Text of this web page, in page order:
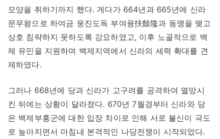
모양을 취하기까지 했다. 게다가 664년과 665년에 신라
문무왕으로 하여금 웅진도독 부여융扶餘隆과 동맹을 맺고
상호 침략하지 못하도록 강요하였고, 이후 노골적으로 백
제 유민을 지원하며 백제지역에서 신라의 세력 확대를 견
제하였다.
그러나 668년에 당과 신라가 고구려를 공격하여 멸망시
킨 뒤에는 상황이 달라졌다. 670년 7월경부터 신라와 당
은 백제부흥군에 대한 입장 차이로 인해 서로 불신이 극도
로 높아지면서 마침내 본격적인 나당전쟁이 시작되었다.